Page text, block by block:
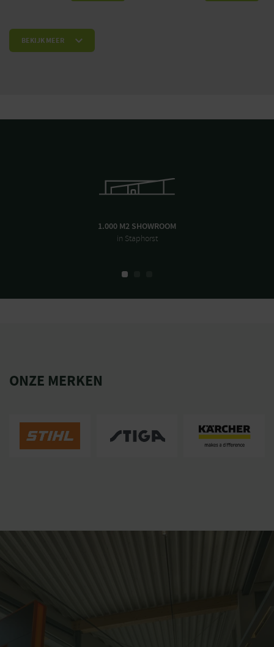
BEKIJK MEER
1.000 M2 SHOWROOM
in Staphorst
ONZE MERKEN